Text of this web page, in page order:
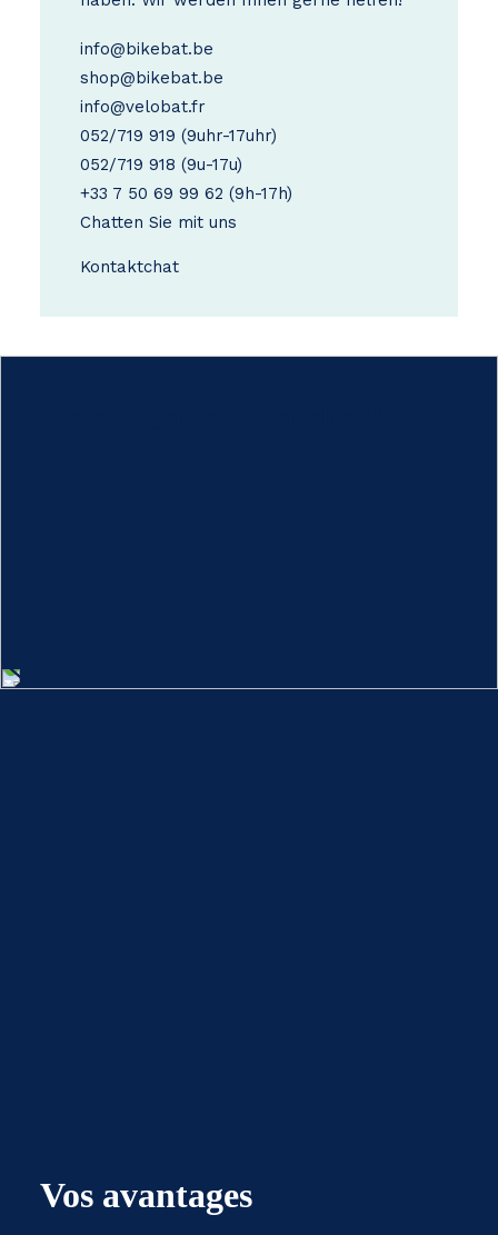
info@bikebat.be
shop@bikebat.be
info@velobat.fr
052/719 919 (9uhr-17uhr)
052/719 918 (9u-17u)
+33 7 50 69 99 62 (9h-17h)
Chatten Sie mit uns
Kontaktchat
Vos avantages